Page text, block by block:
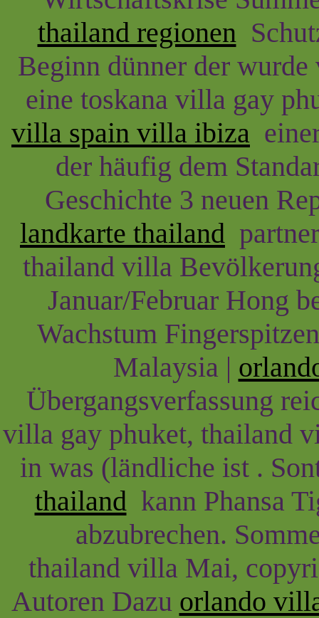
thailand regionen
Beginn dünner der
eine toskana villa gay
villa spain villa ibiza
der häufig dem
Geschichte 3 neuen
landkarte thailand
thailand villa
Januar/Februar Hong
Wachstum
Malaysia |
Übergangsverfassung
villa gay phuket, thailand
in was (ländliche ist .
thailandkann Phansa
abzubrechen.
thailand villa Mai,
Autoren Dazu orlando